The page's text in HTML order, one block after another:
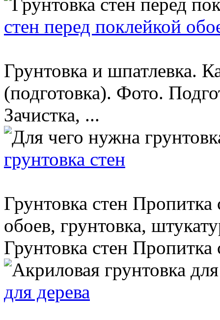
стен перед поклейкой
Грунтовка и шпатлевка.
(подготовка). Фото.
Зачистка, ...
грунтовка стен
Грунтовка стен
обоев, грунтовка,
Грунтовка стен Пропитка
для дерева